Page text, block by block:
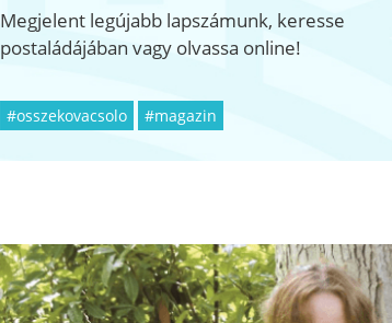
Megjelent legújabb lapszámunk, keresse
postaládájában vagy olvassa online!
#osszekovacsolo #magazin